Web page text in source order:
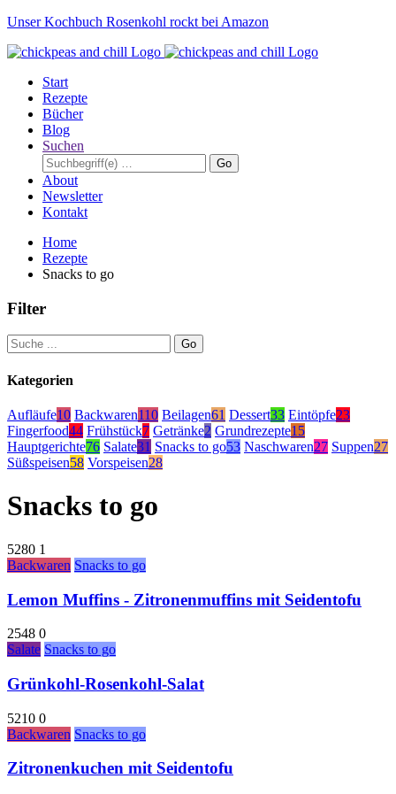
Unser Kochbuch Rosenkohl rockt bei Amazon
Start
Rezepte
Bücher
Blog
Suchen
Go
About
Newsletter
Kontakt
Home
Rezepte
Snacks to go
Filter
Go
Kategorien
Aufläufe10 Backwaren110 Beilagen61 Dessert33 Eintöpfe23
Fingerfood44 Frühstück7 Getränke2 Grundrezepte15
Hauptgerichte76 Salate31 Snacks to go53 Naschwaren27 Suppen27
Süßspeisen58 Vorspeisen28
Snacks to go
5280 1
Backwaren Snacks to go
Lemon Muffins - Zitronenmuffins mit Seidentofu
2548 0
Salate Snacks to go
Grünkohl-Rosenkohl-Salat
5210 0
Backwaren Snacks to go
Zitronenkuchen mit Seidentofu